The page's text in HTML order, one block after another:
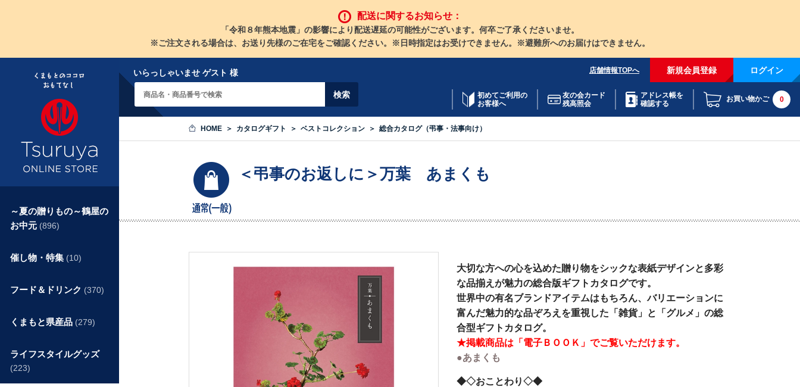
配送に関するお知らせ：
「令和８年熊本地震」の影響により配送遅延の可能性がございます。何卒ご了承くださいませ。
※ご注文される場合は、お送り先様のご在宅をご確認ください。※日時指定はお受けできません。※避難所へのお届けはできません。
いらっしゃいませ ゲスト 様 店舗情報TOPへ 新規会員登録 ログイン
初めてご利用の
お客様へ
友の会カード
残高照会
アドレス帳を
確認する
お買い物かご 0
HOME カタログギフト ベストコレクション 総合カタログ（弔事・法事向け）
＜弔事のお返しに＞万葉 あまくも
大切な方への心を込めた贈り物をシックな表紙デザインと多彩
な品揃えが魅力の総合版ギフトカタログです。
世界中の有名ブランドアイテムはもちろん、バリエーションに
富んだ魅力的な品ぞろえを重視した「雑貨」と「グルメ」の総
合型ギフトカタログ。
★掲載商品は「電子ＢＯＯＫ」でご覧いただけます。
●あまくも
◆◇おことわり◇◆
～夏の贈りもの～鶴屋の
お中元 (896)
催し物・特集 (10)
フード＆ドリンク (370)
くまもと県産品 (279)
ライフスタイルグッズ
(223)